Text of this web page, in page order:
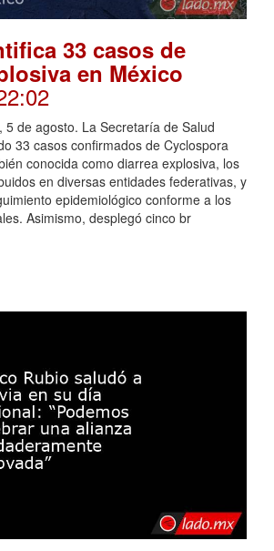
33 casos de
en México
5 de agosto. La Secretaría de Salud
33 casos confirmados de Cyclospora
conocida como diarrea explosiva, los
en diversas entidades federativas, y
epidemiológico conforme a los
Asimismo, desplegó cinco br